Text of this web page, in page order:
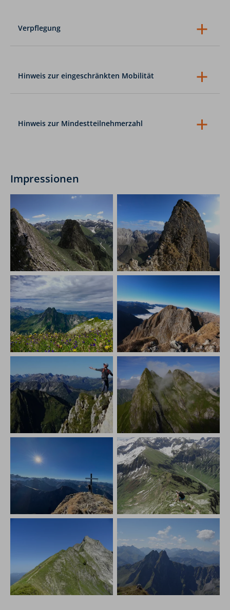
evtl. E-Bike (kann mit Anmeldung für € 30,-
ausgeliehen werden)
Verpflegung
Hinweis zur eingeschränkten Mobilität
Hinweis zur Mindestteilnehmerzahl
Mehrtagestouren (ab 2 bis 6 Tagen Dauer):
Nichterreichen der Mindestteilnehmerzahl werden Sie
Bei Tagestouren werden Sie am Vortag bis
spätestens 10:00 Uhr über die Durchführung oder
Nicht-Durchführung per E-Mail von uns informiert.
Impressionen